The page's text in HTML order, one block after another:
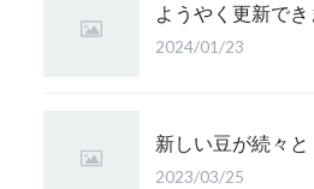
ようやく更新でき
2024/01/23
新しい豆が続々と
2023/03/25